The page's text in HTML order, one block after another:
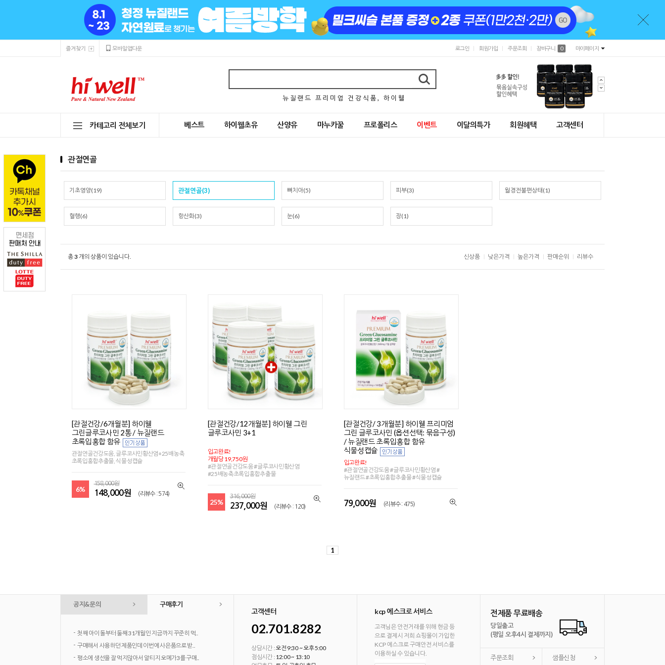
즐겨찾기 모바일앱다운 로그인 회원가입 주문조회 장바구니 0 마이페이지
뉴 질 랜 드 프 리 미 엄 건 강 식 품 , 하 이 웰
카테고리 전체보기 베스트 하이웰초유 산양유 마누카꿀 프로폴리스 이벤트 이달의특가 회원혜택 고객센터
관절연골
기초영양(19) 관절연골(3) 뼈치아(5) 피부(3) 월경전불편상태(1)
혈행(6) 항산화(3) 눈(6) 장(1)
총3 개의 상품이 있습니다. 신상품 낮은가격 높은가격 판매순위 리뷰수
[관절건강/6개월분] 하이웰
그린글루코사민 2통 / 뉴질랜드
초록입홍합 함유
관절연골건강도움, 글루코사민황산염+25배농축
초록입홍합추출물, 식물성캡슐
6%
158,000원
148,000원 (리뷰수 : 574)
[관절건강/12개월분] 하이웰 그린
글루코사민 3+1
입고완료!
개월당 19,750원
#관절연골건강도움 #글루코사민황산염
#25배농축초록입홍합추출물
25%
316,000원
237,000원 (리뷰수 : 120)
[관절건강/ 3개월분] 하이웰 프리미엄
그린 글루코사민 (옵션선택: 묶음구성)
/ 뉴질랜드 초록입홍합 함유
식물성캡슐
입고완료!
#관절연골건강도움 #글루코사민황산염 #
뉴질랜드 #초록입홍합추출물 #식물성캡슐
79,000원 (리뷰수 : 475)
1
공지&문의 구매후기
- [8.1 - 23] 하이웰 여름방학 특집 8월 혜택
- [26년 8월] 신용카드 무이자 혜택
- FAQ> 초유파우더 양이 지난번과 달라 보여요?
고객센터
02.701.8282
상담시간 :오전 9:30 ~ 오후 5:00
점심시간 : 12:00 ~ 13:10
kcp 에스크로 서비스
고객님은 안전거래를 위해 현금 등
으로 결제시 저희 쇼핑몰이 가입한
KCP 에스크로 구매안전 서비스를
이용하실 수 있습니다.
전제품 무료배송
당일출고
(평일 오후4시 결제까지)
주문조회 샘플신청